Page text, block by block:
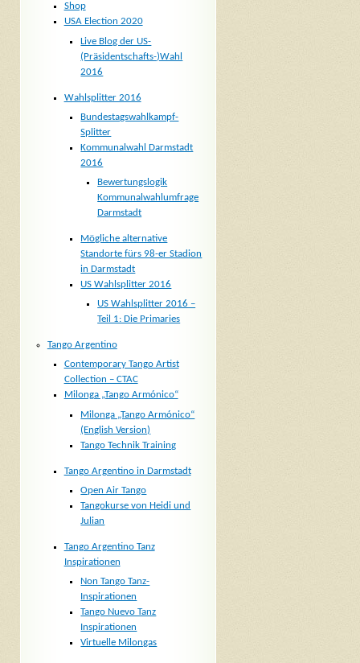
Shop
USA Election 2020
Live Blog der US-
(Präsidentschafts-)Wahl
2016
Wahlsplitter 2016
Bundestagswahlkampf-
Splitter
Kommunalwahl Darmstadt
2016
Bewertungslogik
Kommunalwahlumfrage
Darmstadt
Mögliche alternative
Standorte fürs 98-er Stadion
in Darmstadt
US Wahlsplitter 2016
US Wahlsplitter 2016 –
Teil 1: Die Primaries
Tango Argentino
Contemporary Tango Artist
Collection – CTAC
Milonga „Tango Armónico“
Milonga „Tango Armónico“
(English Version)
Tango Technik Training
Tango Argentino in Darmstadt
Open Air Tango
Tangokurse von Heidi und
Julian
Tango Argentino Tanz
Inspirationen
Non Tango Tanz-
Inspirationen
Tango Nuevo Tanz
Inspirationen
Virtuelle Milongas